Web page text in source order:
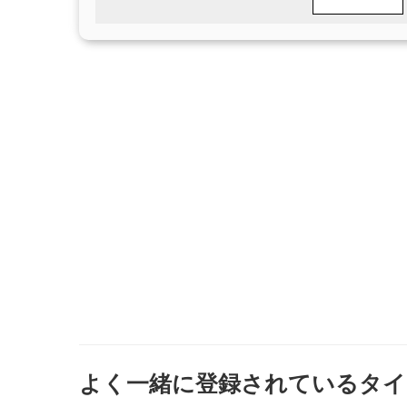
よく一緒に登録されているタ